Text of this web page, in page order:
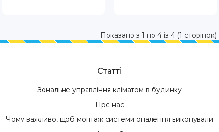
Показано з 1 по 4 із 4 (1 сторінок)
Статті
Зональне управління кліматом в будинку
Про нас
Чому важливо, щоб монтаж системи опалення виконували